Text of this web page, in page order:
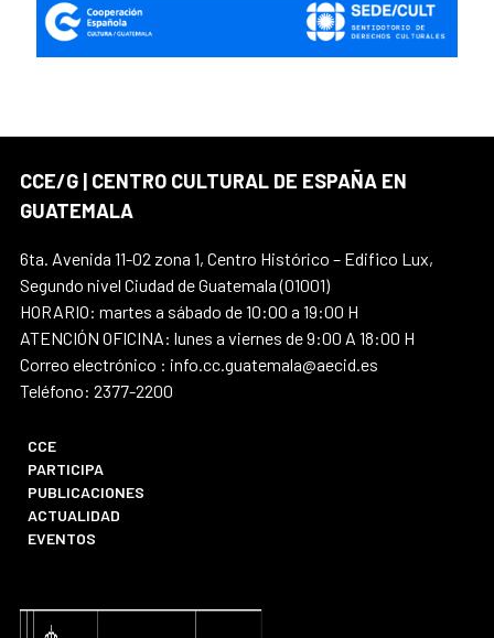
CCE/G | CENTRO CULTURAL DE ESPAÑA EN
GUATEMALA
6ta. Avenida 11-02 zona 1, Centro Histórico – Edifico Lux,
Segundo nivel Ciudad de Guatemala (01001)
HORARIO: martes a sábado de 10:00 a 19:00 H
ATENCIÓN OFICINA: lunes a viernes de 9:00 A 18:00 H
Correo electrónico : info.cc.guatemala@aecid.es
Teléfono: 2377-2200
CCE
PARTICIPA
PUBLICACIONES
ACTUALIDAD
EVENTOS